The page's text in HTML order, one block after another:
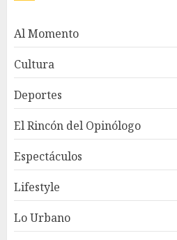
Al Momento
Cultura
Deportes
El Rincón del Opinólogo
Espectáculos
Lifestyle
Lo Urbano